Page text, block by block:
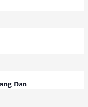
Dan